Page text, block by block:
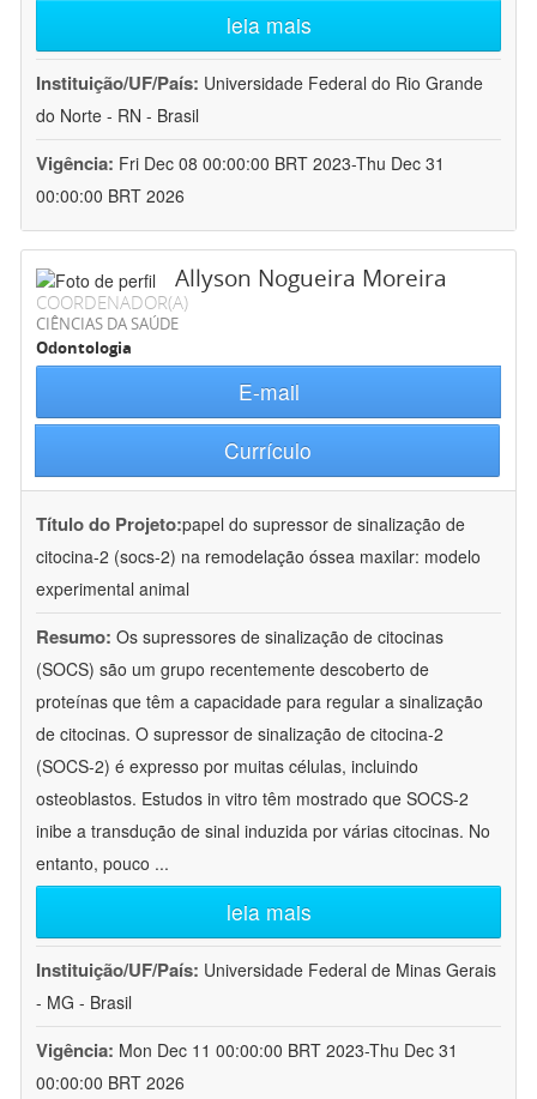
leia mais
Instituição/UF/País: Universidade Federal do Rio Grande
do Norte - RN - Brasil
Vigência: Fri Dec 08 00:00:00 BRT 2023-Thu Dec 31
00:00:00 BRT 2026
Allyson Nogueira Moreira
COORDENADOR(A)
CIÊNCIAS DA SAÚDE
Odontologia
E-mail
Currículo
Título do Projeto:papel do supressor de sinalização de
citocina-2 (socs-2) na remodelação óssea maxilar: modelo
experimental animal
Resumo: Os supressores de sinalização de citocinas
(SOCS) são um grupo recentemente descoberto de
proteínas que têm a capacidade para regular a sinalização
de citocinas. O supressor de sinalização de citocina-2
(SOCS-2) é expresso por muitas células, incluindo
osteoblastos. Estudos in vitro têm mostrado que SOCS-2
inibe a transdução de sinal induzida por várias citocinas. No
entanto, pouco ...
leia mais
Instituição/UF/País: Universidade Federal de Minas Gerais
- MG - Brasil
Vigência: Mon Dec 11 00:00:00 BRT 2023-Thu Dec 31
00:00:00 BRT 2026